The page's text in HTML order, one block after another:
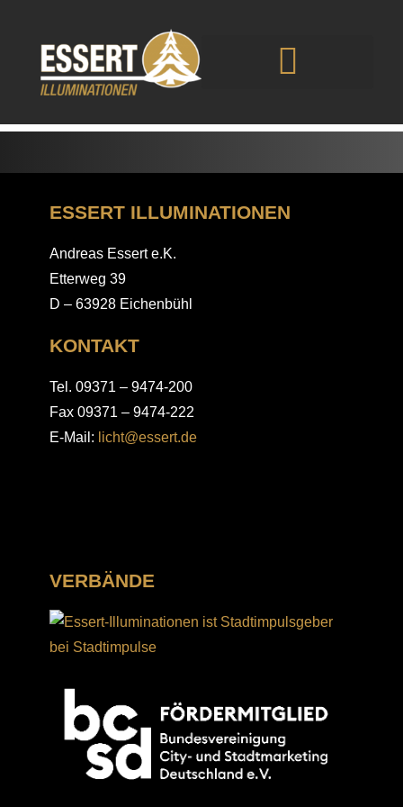
Referenzen
ESSERT ILLUMINATIONEN
Andreas Essert e.K.
Etterweg 39
D – 63928 Eichenbühl
KONTAKT
Tel. 09371 – 9474-200
Fax 09371 – 9474-222
E-Mail: licht@essert.de
VERBÄNDE